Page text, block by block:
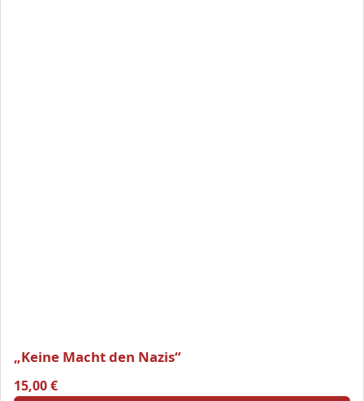
„Keine Macht den Nazis“
15,00€